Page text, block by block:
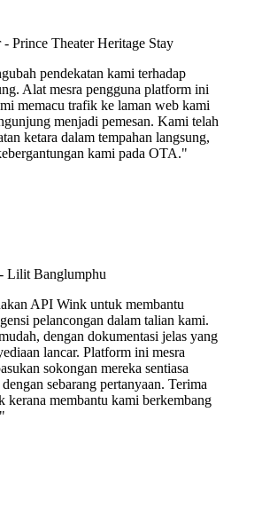
- Prince Theater Heritage Stay
pendekatan kami terhadap
Alat mesra pengguna platform ini
memacu trafik ke laman web kami
menjadi pemesan. Kami telah
ketara dalam tempahan langsung,
kami pada OTA."
Lilit Banglumphu
API Wink untuk membantu
pelancongan dalam talian kami.
dengan dokumentasi jelas yang
lancar. Platform ini mesra
sokongan mereka sentiasa
sebarang pertanyaan. Terima
kerana membantu kami berkembang